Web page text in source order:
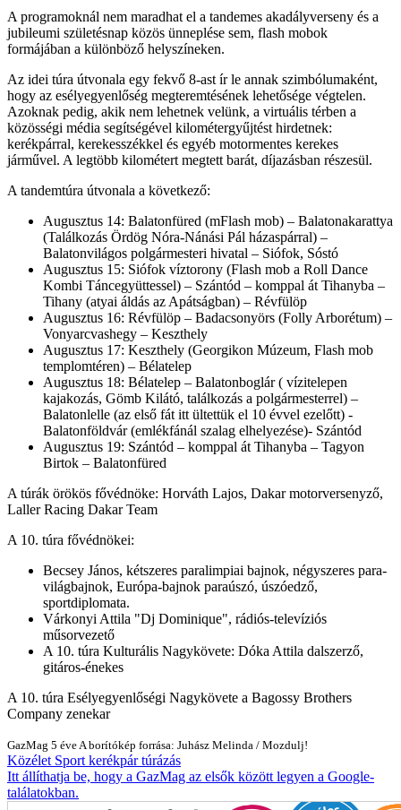
A programoknál nem maradhat el a tandemes akadályverseny és a
jubileumi születésnap közös ünneplése sem, flash mobok
formájában a különböző helyszíneken.
Az idei túra útvonala egy fekvő 8-ast ír le annak szimbólumaként,
hogy az esélyegyenlőség megteremtésének lehetősége végtelen.
Azoknak pedig, akik nem lehetnek velünk, a virtuális térben a
közösségi média segítségével kilométergyűjtést hirdetnek:
kerékpárral, kerekesszékkel és egyéb motormentes kerekes
járművel. A legtöbb kilométert megtett barát, díjazásban részesül.
A tandemtúra útvonala a következő:
Augusztus 14: Balatonfüred (mFlash mob) – Balatonakarattya
(Találkozás Ördög Nóra-Nánási Pál házaspárral) –
Balatonvilágos polgármesteri hivatal – Siófok, Sóstó
Augusztus 15: Siófok víztorony (Flash mob a Roll Dance
Kombi Táncegyüttessel) – Szántód – komppal át Tihanyba –
Tihany (atyai áldás az Apátságban) – Révfülöp
Augusztus 16: Révfülöp – Badacsonyörs (Folly Arborétum) –
Vonyarcvashegy – Keszthely
Augusztus 17: Keszthely (Georgikon Múzeum, Flash mob
templomtéren) – Bélatelep
Augusztus 18: Bélatelep – Balatonboglár ( vízitelepen
kajakozás, Gömb Kilátó, találkozás a polgármesterrel) –
Balatonlelle (az első fát itt ültettük el 10 évvel ezelőtt) -
Balatonföldvár (emlékfánál szalag elhelyezése)- Szántód
Augusztus 19: Szántód – komppal át Tihanyba – Tagyon
Birtok – Balatonfüred
A túrák örökös fővédnöke: Horváth Lajos, Dakar motorversenyző,
Laller Racing Dakar Team
A 10. túra fővédnökei:
Becsey János, kétszeres paralimpiai bajnok, négyszeres para-
világbajnok, Európa-bajnok paraúszó, úszóedző,
sportdiplomata.
Várkonyi Attila "Dj Dominique", rádiós-televíziós
műsorvezető
A 10. túra Kulturális Nagykövete: Dóka Attila dalszerző,
gitáros-énekes
A 10. túra Esélyegyenlőségi Nagykövete a Bagossy Brothers
Company zenekar
GazMag 5 éve A borítókép forrása: Juhász Melinda / Mozdulj!
Közélet Sport kerékpártúrázás
Itt állíthatja be, hogy a GazMag az elsők között legyen a Google-
találatokban.